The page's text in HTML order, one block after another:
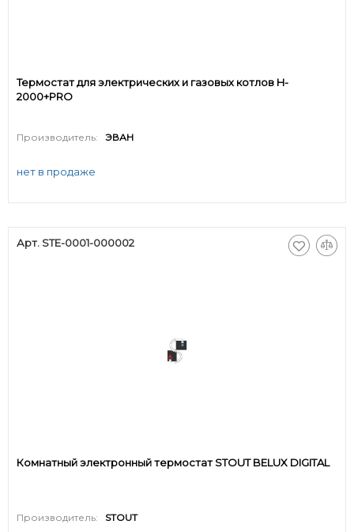
Термостат для электрических и газовых котлов H-
2000+PRO
Производитель: ЭВАН
нет в продаже
Арт. STE-0001-000002
Комнатный электронный термостат STOUT BELUX DIGITAL
Производитель: STOUT